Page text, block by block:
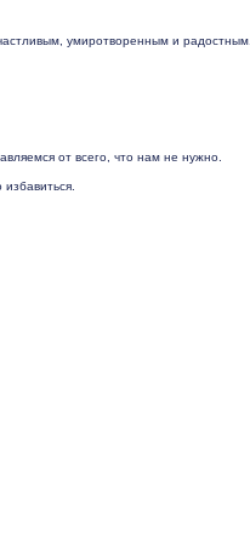
умиротворенным и радостным.
от всего, что нам не нужно.